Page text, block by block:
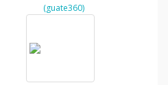
paisajes
(guate360)